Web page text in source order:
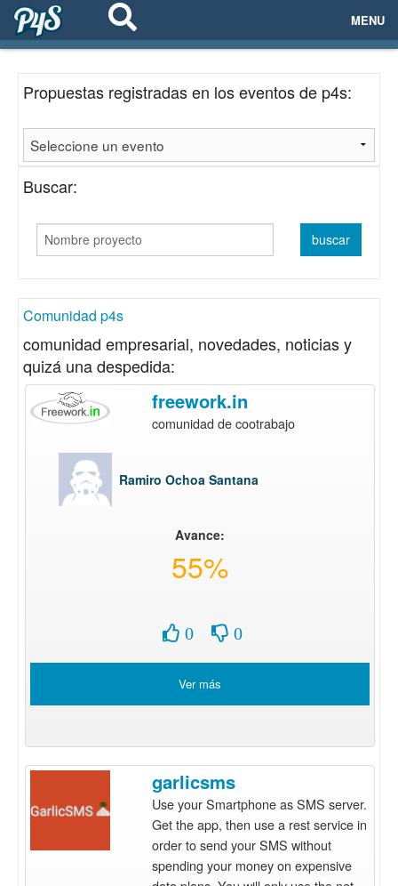
MENU
EVENTOS
EMPRESAS
PROYECTOS
NETWORKING
Propuestas registradas en los eventos de p4s:
Buscar:
Comunidad p4s
comunidad empresarial, novedades, noticias y
quizá una despedida:
freework.in
comunidad de cootrabajo
Ramiro Ochoa Santana
Avance:
55%
0 0
Ver más
garlicsms
Use your Smartphone as SMS server.
Get the app, then use a rest service in
order to send your SMS without
spending your money on expensive